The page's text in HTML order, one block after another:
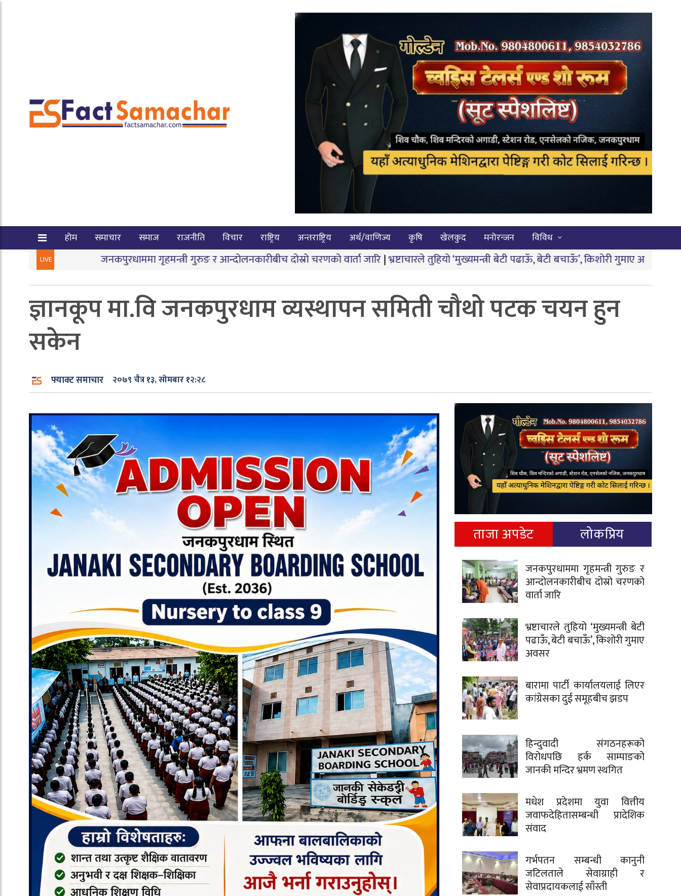
होम समाचार समाज राजनीति विचार राष्ट्रिय अन्तराष्ट्रिय अर्थ/वाणिज्य कृषि खेलकुद मनोरन्जन विविध
LIVE
जनकपुरधाममा गृहमन्त्री गुरुङ र आन्दोलनकारीबीच दोस्रो चरणको वार्ता जारि|भ्रष्टाचारले तुहियो ‘मुख्यमन्त्री बेटी पढाऊँ, बेटी बचाऊँ’, किशोरी गुमाए अवसर|बारामा पार्टी
ज्ञानकूप मा.वि जनकपुरधाम व्यस्थापन समिती चौथो पटक चयन हुन
सकेन
फ्याक्ट समाचार २०७९ चैत्र १३, सोमबार १२:२८
ताजा अपडेट लोकप्रिय
जनकपुरधाममा गृहमन्त्री गुरुङ र
आन्दोलनकारीबीच दोस्रो चरणको
वार्ता जारि
भ्रष्टाचारले तुहियो ‘मुख्यमन्त्री बेटी
पढाऊँ, बेटी बचाऊँ’, किशोरी गुमाए
अवसर
बारामा पार्टी कार्यालयलाई लिएर
कांग्रेसका दुई समूहबीच झडप
हिन्दुवादी संगठनहरूको
विरोधपछि हर्क साम्पाङको
जानकी मन्दिर भ्रमण स्थगित
मधेश प्रदेशमा युवा वित्तीय
जवाफदेहितासम्बन्धी प्रादेशिक
संवाद
गर्भपतन सम्बन्धी कानुनी
जटिलताले सेवाग्राही र
सेवाप्रदायकलाई साँस्ती